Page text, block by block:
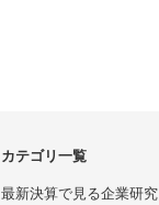
カテゴリ一覧
最新決算で見る企業研究